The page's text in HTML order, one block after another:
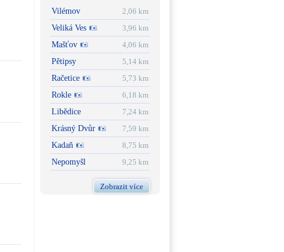
Vilémov
2,06 km
Veliká Ves
3,96 km
Mašťov
4,06 km
Pětipsy
5,14 km
Račetice
5,73 km
Rokle
6,18 km
Libědice
7,24 km
Krásný Dvůr
7,59 km
Kadaň
8,75 km
Nepomyšl
9,25 km
Zobrazit více